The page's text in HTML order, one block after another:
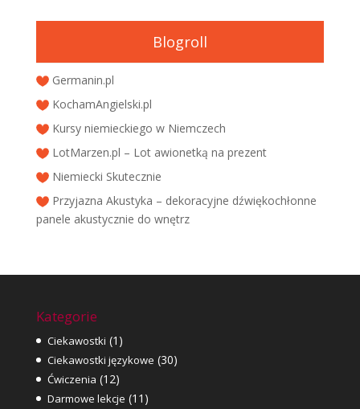
Blogroll
Germanin.pl
KochamAngielski.pl
Kursy niemieckiego w Niemczech
LotMarzen.pl – Lot awionetką na prezent
Niemiecki Skutecznie
Przyjazna Akustyka – dekoracyjne dźwiękochłonne
panele akustycznie do wnętrz
Kategorie
Ciekawostki (1)
Ciekawostki językowe (30)
Ćwiczenia (12)
Darmowe lekcje (11)